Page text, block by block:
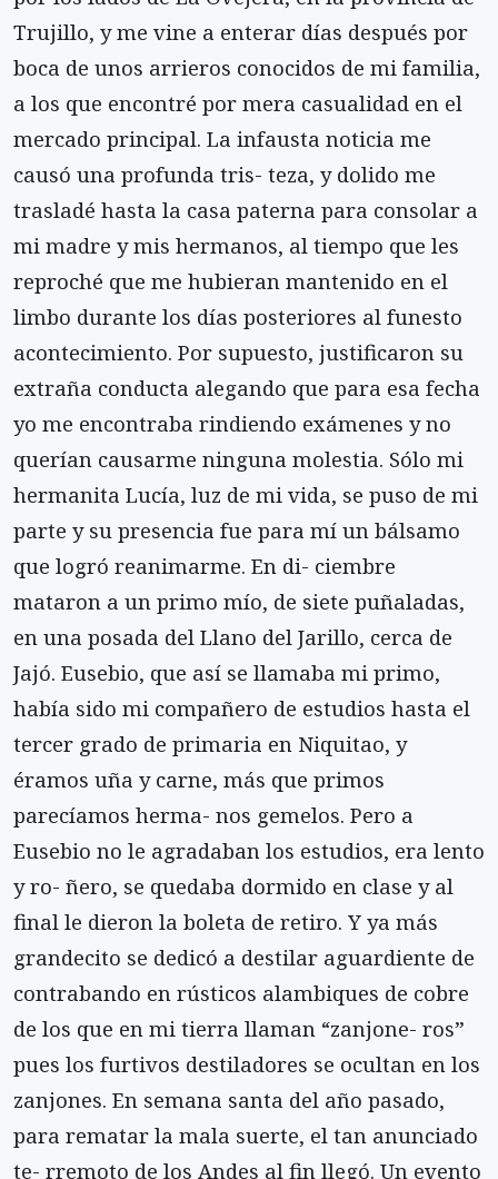
Trujillo, y me vine a enterar días después por
boca de unos arrieros conocidos de mi familia,
a los que encontré por mera casualidad en el
mercado principal. La infausta noticia me
causó una profunda tris- teza, y dolido me
trasladé hasta la casa paterna para consolar a
mi madre y mis hermanos, al tiempo que les
reproché que me hubieran mantenido en el
limbo durante los días posteriores al funesto
acontecimiento. Por supuesto, justificaron su
extraña conducta alegando que para esa fecha
yo me encontraba rindiendo exámenes y no
querían causarme ninguna molestia. Sólo mi
hermanita Lucía, luz de mi vida, se puso de mi
parte y su presencia fue para mí un bálsamo
que logró reanimarme. En di- ciembre
mataron a un primo mío, de siete puñaladas,
en una posada del Llano del Jarillo, cerca de
Jajó. Eusebio, que así se llamaba mi primo,
había sido mi compañero de estudios hasta el
tercer grado de primaria en Niquitao, y
éramos uña y carne, más que primos
parecíamos herma- nos gemelos. Pero a
Eusebio no le agradaban los estudios, era lento
y ro- ñero, se quedaba dormido en clase y al
final le dieron la boleta de retiro. Y ya más
grandecito se dedicó a destilar aguardiente de
contrabando en rústicos alambiques de cobre
de los que en mi tierra llaman “zanjone- ros”
pues los furtivos destiladores se ocultan en los
zanjones. En semana santa del año pasado,
para rematar la mala suerte, el tan anunciado
te- rremoto de los Andes al fin llegó. Un evento